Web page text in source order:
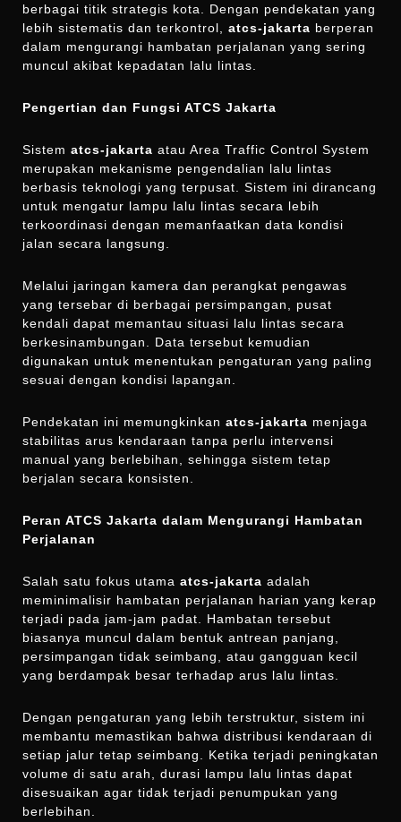
berbagai titik strategis kota. Dengan pendekatan yang
lebih sistematis dan terkontrol, atcs-jakarta berperan
dalam mengurangi hambatan perjalanan yang sering
muncul akibat kepadatan lalu lintas.
Pengertian dan Fungsi ATCS Jakarta
Sistem atcs-jakarta atau Area Traffic Control System
merupakan mekanisme pengendalian lalu lintas
berbasis teknologi yang terpusat. Sistem ini dirancang
untuk mengatur lampu lalu lintas secara lebih
terkoordinasi dengan memanfaatkan data kondisi
jalan secara langsung.
Melalui jaringan kamera dan perangkat pengawas
yang tersebar di berbagai persimpangan, pusat
kendali dapat memantau situasi lalu lintas secara
berkesinambungan. Data tersebut kemudian
digunakan untuk menentukan pengaturan yang paling
sesuai dengan kondisi lapangan.
Pendekatan ini memungkinkan atcs-jakarta menjaga
stabilitas arus kendaraan tanpa perlu intervensi
manual yang berlebihan, sehingga sistem tetap
berjalan secara konsisten.
Peran ATCS Jakarta dalam Mengurangi Hambatan
Perjalanan
Salah satu fokus utama atcs-jakarta adalah
meminimalisir hambatan perjalanan harian yang kerap
terjadi pada jam-jam padat. Hambatan tersebut
biasanya muncul dalam bentuk antrean panjang,
persimpangan tidak seimbang, atau gangguan kecil
yang berdampak besar terhadap arus lalu lintas.
Dengan pengaturan yang lebih terstruktur, sistem ini
membantu memastikan bahwa distribusi kendaraan di
setiap jalur tetap seimbang. Ketika terjadi peningkatan
volume di satu arah, durasi lampu lalu lintas dapat
disesuaikan agar tidak terjadi penumpukan yang
berlebihan.